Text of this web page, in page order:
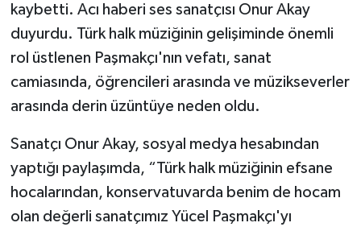
kaybetti. Acı haberi ses sanatçısı Onur Akay
duyurdu. Türk halk müziğinin gelişiminde önemli
rol üstlenen Paşmakçı'nın vefatı, sanat
camiasında, öğrencileri arasında ve müzikseverler
arasında derin üzüntüye neden oldu.
Sanatçı Onur Akay, sosyal medya hesabından
yaptığı paylaşımda, “Türk halk müziğinin efsane
hocalarından, konservatuvarda benim de hocam
olan değerli sanatçımız Yücel Paşmakçı'yı
KAHRAMANMARAŞ